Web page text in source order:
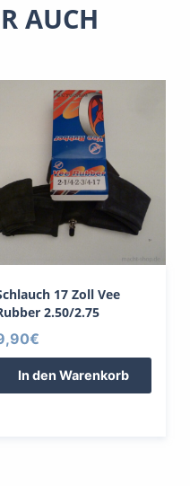
AUCH
17 Zoll Vee
2.50/2.75
€
In den Warenkorb